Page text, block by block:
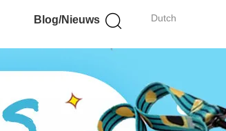
Dutch
Blog/Nieuws